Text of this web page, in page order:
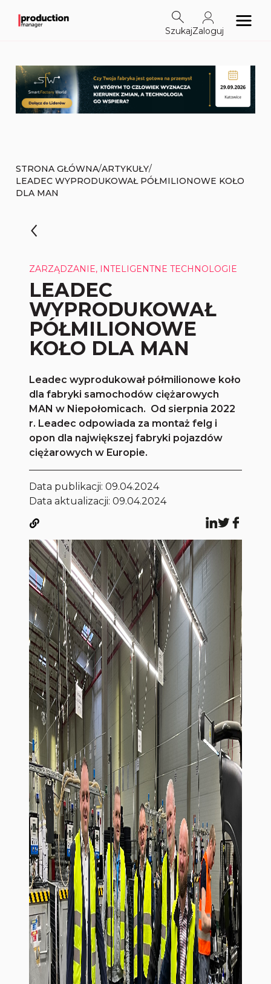
SzukajZaloguj
STRONA GŁÓWNA/ARTYKUŁY/
LEADEC WYPRODUKOWAŁ PÓŁMILIONOWE KOŁO
DLA MAN
ZARZĄDZANIE, INTELIGENTNE TECHNOLOGIE
LEADEC
WYPRODUKOWAŁ
PÓŁMILIONOWE
KOŁO DLA MAN
Leadec wyprodukował półmilionowe koło
dla fabryki samochodów ciężarowych
MAN w Niepołomicach. Od sierpnia 2022
r. Leadec odpowiada za montaż felg i
opon dla największej fabryki pojazdów
ciężarowych w Europie.
Data publikacji:09.04.2024
Data aktualizacji: 09.04.2024